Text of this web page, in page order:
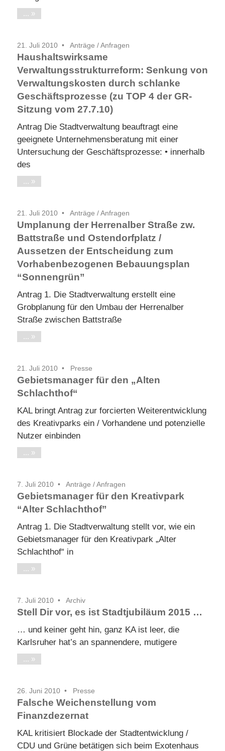
...
21. Juli 2010 Anträge / Anfragen
Haushaltswirksame
Verwaltungsstrukturreform: Senkung von
Verwaltungskosten durch schlanke
Geschäftsprozesse (zu TOP 4 der GR-
Sitzung vom 27.7.10)
Antrag Die Stadtverwaltung beauftragt eine
geeignete Unternehmensberatung mit einer
Untersuchung der Geschäftsprozesse: • innerhalb
des
...
21. Juli 2010 Anträge / Anfragen
Umplanung der Herrenalber Straße zw.
Battstraße und Ostendorfplatz /
Aussetzen der Entscheidung zum
Vorhabenbezogenen Bebauungsplan
“Sonnengrün”
Antrag 1. Die Stadtverwaltung erstellt eine
Grobplanung für den Umbau der Herrenalber
Straße zwischen Battstraße
...
21. Juli 2010 Presse
Gebietsmanager für den „Alten
Schlachthof“
KAL bringt Antrag zur forcierten Weiterentwicklung
des Kreativparks ein / Vorhandene und potenzielle
Nutzer einbinden
...
7. Juli 2010 Anträge / Anfragen
Gebietsmanager für den Kreativpark
“Alter Schlachthof”
Antrag 1. Die Stadtverwaltung stellt vor, wie ein
Gebietsmanager für den Kreativpark „Alter
Schlachthof“ in
...
7. Juli 2010 Archiv
Stell Dir vor, es ist Stadtjubiläum 2015 …
… und keiner geht hin, ganz KA ist leer, die
Karlsruher hat’s an spannendere, mutigere
...
26. Juni 2010 Presse
Falsche Weichenstellung vom
Finanzdezernat
KAL kritisiert Blockade der Stadtentwicklung /
CDU und Grüne betätigen sich beim Exotenhaus